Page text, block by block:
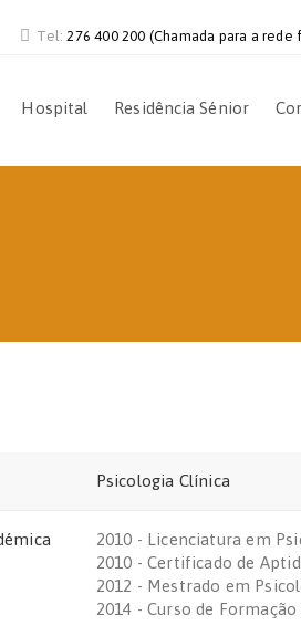
Tel:276 400 200 (Chamada para a rede
Hospital Residência Sénior
Psicologia Clínica
2010 - Licenciatura em
2010 - Certificado de
2012 - Mestrado em
2014 - Curso de